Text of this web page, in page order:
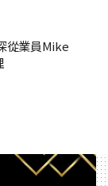
從業員Mike